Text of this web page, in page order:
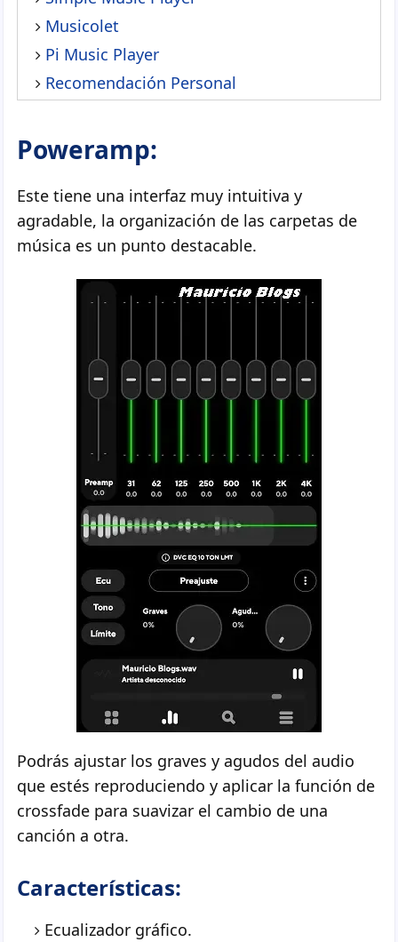
Musicolet
Pi Music Player
Recomendación Personal
Poweramp:
Este tiene una interfaz muy intuitiva y
agradable, la organización de las carpetas de
música es un punto destacable.
Podrás ajustar los graves y agudos del audio
que estés reproduciendo y aplicar la función de
crossfade para suavizar el cambio de una
canción a otra.
Características:
Ecualizador gráfico.